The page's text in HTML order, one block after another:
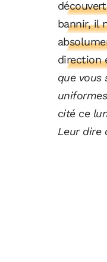
bannir, il
direction
que vous
cité ce
Leur dire